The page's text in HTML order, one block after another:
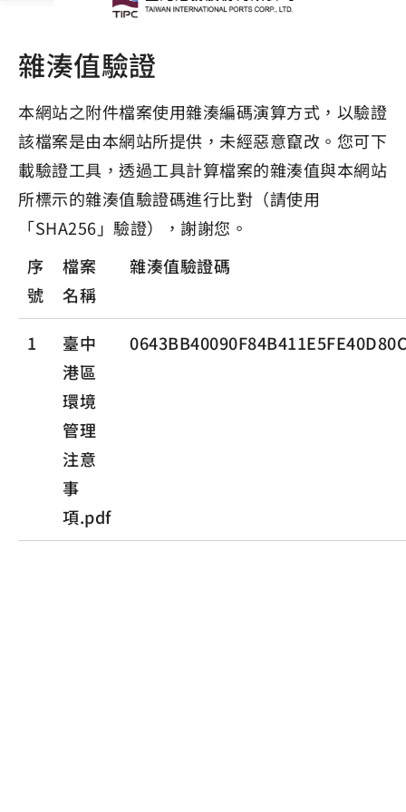
雜湊值驗證
本網站之附件檔案使用雜湊編碼演算方式，以驗證
該檔案是由本網站所提供，未經惡意竄改。您可下
載驗證工具，透過工具計算檔案的雜湊值與本網站
所標示的雜湊值驗證碼進行比對（請使用
「SHA256」驗證），謝謝您。
序
號
檔案
名稱
雜湊值驗證碼
1
臺中
港區
環境
管理
注意
事
項.pdf